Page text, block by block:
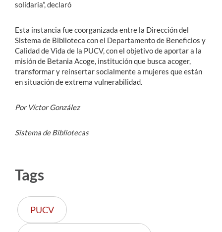
solidaria”, declaró
Esta instancia fue coorganizada entre la Dirección del
Sistema de Biblioteca con el Departamento de Beneficios y
Calidad de Vida de la PUCV, con el objetivo de aportar a la
misión de Betania Acoge, institución que busca acoger,
transformar y reinsertar socialmente a mujeres que están
en situación de extrema vulnerabilidad.
Por Víctor González
Sistema de Bibliotecas
Tags
PUCV